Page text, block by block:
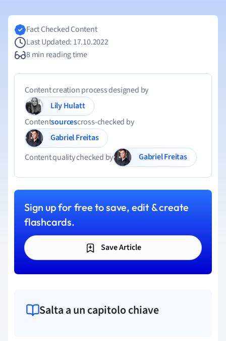
Fact Checked Content
Last Updated: 17.10.2022
8 min reading time
Content creation process designed by
Lily Hulatt
Contentsourcescross-checked by
Gabriel Freitas
Content quality checked by
Gabriel Freitas
Sign up for free to save, edit & create
flashcards.
Save Article
Salta a un capitolo chiave